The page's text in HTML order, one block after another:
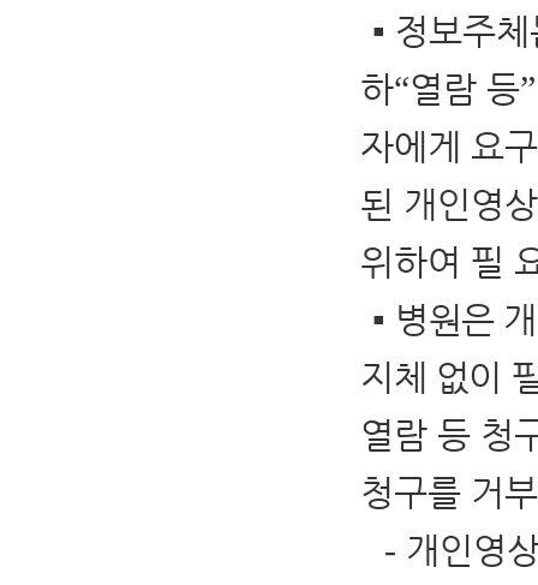
▪ 정보주
하“열람 등”
자에게 요
된 개인영
위하여 필
▪ 병원은
지체 없이
열람 등 청
청구를 거
- 개인영